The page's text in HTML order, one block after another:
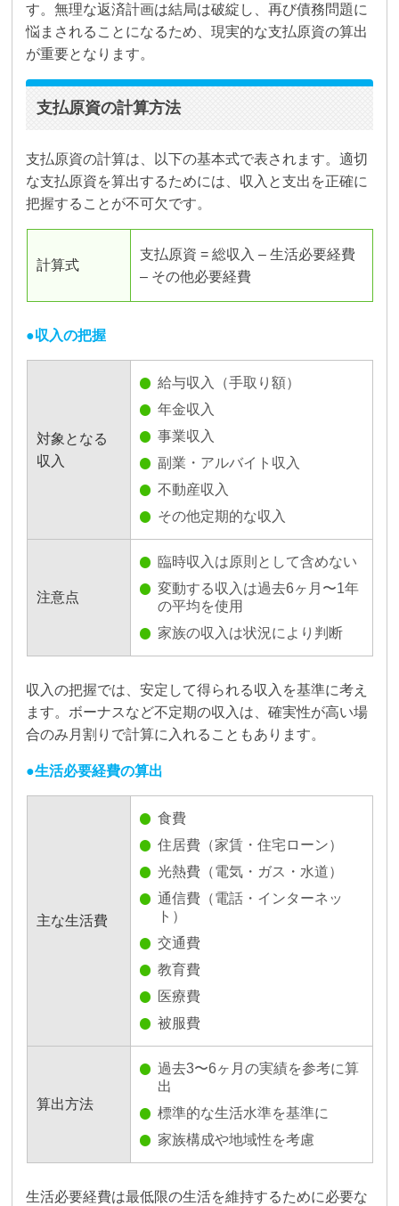
す。無理な返済計画は結局は破綻し、再び債務問題に
悩まされることになるため、現実的な支払原資の算出
が重要となります。
支払原資の計算方法
支払原資の計算は、以下の基本式で表されます。適切
な支払原資を算出するためには、収入と支出を正確に
把握することが不可欠です。
計算式
支払原資 = 総収入 – 生活必要経費
– その他必要経費
収入の把握
対象となる
収入
給与収入（手取り額）
年金収入
事業収入
副業・アルバイト収入
不動産収入
その他定期的な収入
注意点
臨時収入は原則として含めない
変動する収入は過去6ヶ月〜1年
の平均を使用
家族の収入は状況により判断
収入の把握では、安定して得られる収入を基準に考え
ます。ボーナスなど不定期の収入は、確実性が高い場
合のみ月割りで計算に入れることもあります。
生活必要経費の算出
主な生活費
食費
住居費（家賃・住宅ローン）
光熱費（電気・ガス・水道）
通信費（電話・インターネッ
ト）
交通費
教育費
医療費
被服費
算出方法
過去3〜6ヶ月の実績を参考に算
出
標準的な生活水準を基準に
家族構成や地域性を考慮
生活必要経費は最低限の生活を維持するために必要な